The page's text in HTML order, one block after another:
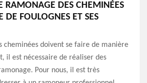
RAMONAGE DES CHEMINÉES
DE FOULOGNES ET SES
cheminées doivent se faire de manière
il est nécessaire de réaliser des
Pour nous, il est très